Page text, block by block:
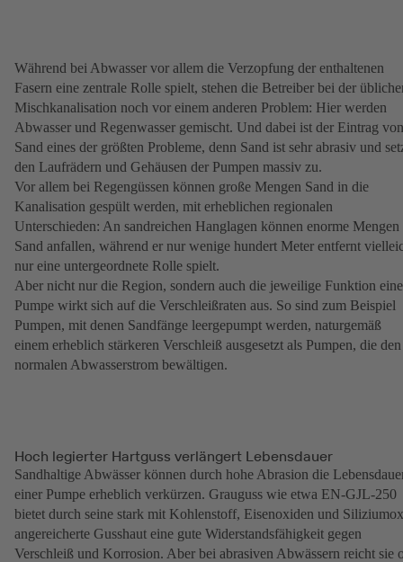
Während bei Abwasser vor allem die Verzopfung der enthaltenen
Fasern eine zentrale Rolle spielt, stehen die Betreiber bei der
Mischkanalisation noch vor einem anderen Problem: Hier werden
Abwasser und Regenwasser gemischt. Und dabei ist der Eintrag von
Sand eines der größten Probleme, denn Sand ist sehr abrasiv und
den Laufrädern und Gehäusen der Pumpen massiv zu.
Vor allem bei Regengüssen können große Mengen Sand in die
Kanalisation gespült werden, mit erheblichen regionalen
Unterschieden: An sandreichen Hanglagen können enorme Mengen
Sand anfallen, während er nur wenige hundert Meter entfernt
nur eine untergeordnete Rolle spielt.
Aber nicht nur die Region, sondern auch die jeweilige Funktion
Pumpe wirkt sich auf die Verschleißraten aus. So sind zum Beispiel
Pumpen, mit denen Sandfänge leergepumpt werden, naturgemäß
einem erheblich stärkeren Verschleiß ausgesetzt als Pumpen, die den
normalen Abwasserstrom bewältigen.
Hoch legierter Hartguss verlängert Lebensdauer
Sandhaltige Abwässer können durch hohe Abrasion die
einer Pumpe erheblich verkürzen. Grauguss wie etwa EN-GJL-250
bietet durch seine stark mit Kohlenstoff, Eisenoxiden und
angereicherte Gusshaut eine gute Widerstandsfähigkeit gegen
Verschleiß und Korrosion. Aber bei abrasiven Abwässern reicht sie